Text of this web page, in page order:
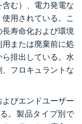
む）、電力発電な
用されている。こ
寿命化および環境
または廃棄前に処
排出している。水
フロキュラントな
びエンドユーザー
。製品タイプ別で